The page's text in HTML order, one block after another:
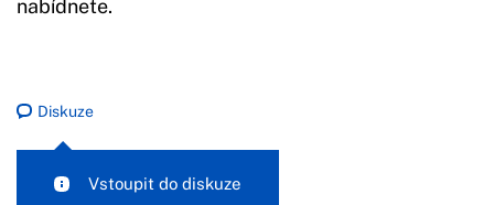
nabídnete.
Diskuze
Vstoupit do diskuze